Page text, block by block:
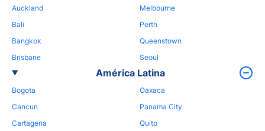
Auckland
Bali
Bangkok
Brisbane
Melbourne
Perth
Queenstown
Seoul
América Latina
Bogota
Cancun
Cartagena
Oaxaca
Panama City
Quito